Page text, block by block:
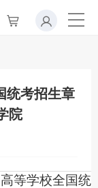
统考招生章
院
等学校全国统